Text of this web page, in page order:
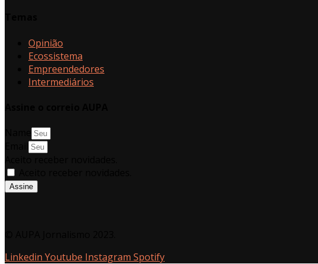
Opinião
Ecossistema
Empreendedores
Intermediários
Assine
Linkedin Youtube Instagram Spotify